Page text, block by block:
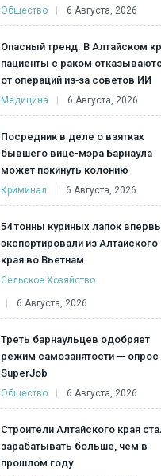
Общество 6 Августа, 2026
Опасный тренд. В Алтайском
пациенты с раком
от операций из‑за советов ИИ
Медицина 6 Августа, 2026
Посредник в деле о взятках
бывшего вице-мэра Барнаула
может покинуть колонию
Криминал 6 Августа, 2026
54 тонны куриных лапок
экспортировали из Алтайского
края во Вьетнам
Сельское Хозяйство
6 Августа, 2026
Треть барнаульцев одобряет
режим самозанятости — опрос
SuperJob
Общество 6 Августа, 2026
Строители Алтайского края
зарабатывать больше, чем в
прошлом году